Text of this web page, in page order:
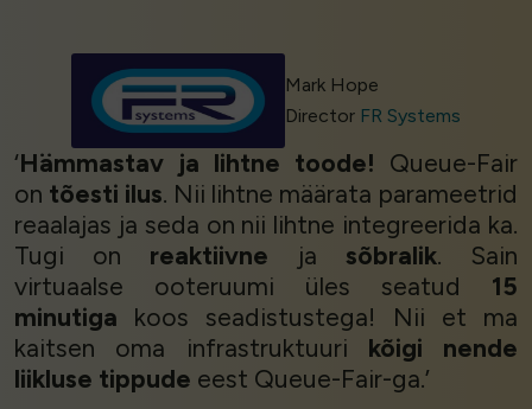
Mark Hope
Director FR Systems
‘Hämmastav ja lihtne toode! Queue-Fair
on tõesti ilus. Nii lihtne määrata parameetrid
reaalajas ja seda on nii lihtne integreerida ka.
Tugi on reaktiivne ja sõbralik. Sain
virtuaalse ooteruumi üles seatud 15
minutiga koos seadistustega! Nii et ma
kaitsen oma infrastruktuuri kõigi nende
liikluse tippude eest Queue-Fair-ga.’